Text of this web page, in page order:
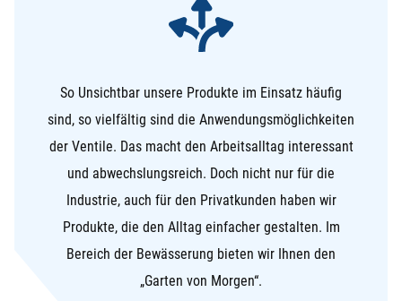
So Unsichtbar unsere Produkte im Einsatz häufig
sind, so vielfältig sind die Anwendungsmöglichkeiten
der Ventile. Das macht den Arbeitsalltag interessant
und abwechslungsreich. Doch nicht nur für die
Industrie, auch für den Privatkunden haben wir
Produkte, die den Alltag einfacher gestalten. Im
Bereich der Bewässerung bieten wir Ihnen den
„Garten von Morgen“.